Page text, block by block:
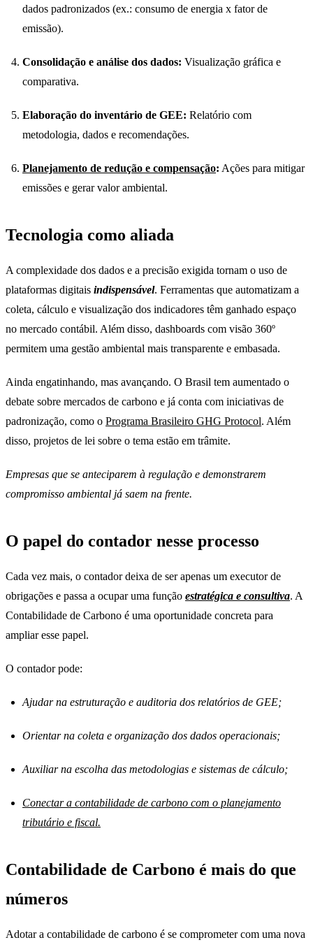
dados padronizados (ex.: consumo de energia x fator de
emissão).
Consolidação e análise dos dados: Visualização gráfica e
comparativa.
Elaboração do inventário de GEE: Relatório com
metodologia, dados e recomendações.
Planejamento de redução e compensação: Ações para mitigar
emissões e gerar valor ambiental.
Tecnologia como aliada
A complexidade dos dados e a precisão exigida tornam o uso de
plataformas digitais indispensável. Ferramentas que automatizam a
coleta, cálculo e visualização dos indicadores têm ganhado espaço
no mercado contábil. Além disso, dashboards com visão 360º
permitem uma gestão ambiental mais transparente e embasada.
Ainda engatinhando, mas avançando. O Brasil tem aumentado o
debate sobre mercados de carbono e já conta com iniciativas de
padronização, como o Programa Brasileiro GHG Protocol. Além
disso, projetos de lei sobre o tema estão em trâmite.
Empresas que se anteciparem à regulação e demonstrarem
compromisso ambiental já saem na frente.
O papel do contador nesse processo
Cada vez mais, o contador deixa de ser apenas um executor de
obrigações e passa a ocupar uma função estratégica e consultiva. A
Contabilidade de Carbono é uma oportunidade concreta para
ampliar esse papel.
O contador pode:
Ajudar na estruturação e auditoria dos relatórios de GEE;
Orientar na coleta e organização dos dados operacionais;
Auxiliar na escolha das metodologias e sistemas de cálculo;
Conectar a contabilidade de carbono com o planejamento
tributário e fiscal.
Contabilidade de Carbono é mais do que
números
Adotar a contabilidade de carbono é se comprometer com uma nova